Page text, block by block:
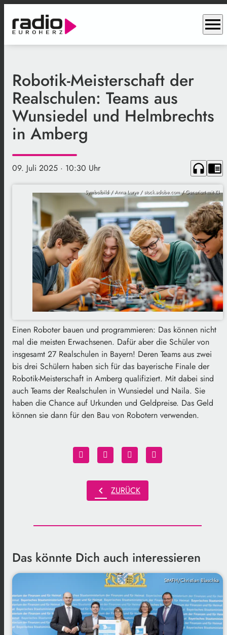
menu
Robotik-Meisterschaft der
Realschulen: Teams aus
Wunsiedel und Helmbrechts
in Amberg
09. Juli 2025 · 10:30 Uhr headphones chrome_reader_mode
Symbolbild / Anna Lurye / stock.adobe.com / Generiert mit KI
Einen Roboter bauen und programmieren: Das können nicht
mal die meisten Erwachsenen. Dafür aber die Schüler von
insgesamt 27 Realschulen in Bayern! Deren Teams aus zwei
bis drei Schülern haben sich für das bayerische Finale der
Robotik-Meisterschaft in Amberg qualifiziert. Mit dabei sind
auch Teams der Realschulen in Wunsiedel und Naila. Sie
haben die Chance auf Urkunden und Geldpreise. Das Geld
können sie dann für den Bau von Robotern verwenden.
chevron_left ZURÜCK
Das könnte Dich auch interessieren
StMFH/Christian Blaschka